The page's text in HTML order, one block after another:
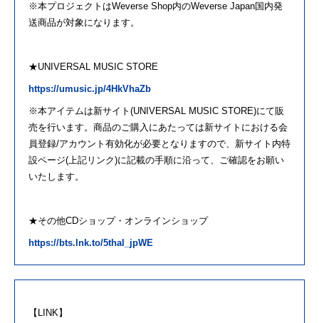
※本プロジェクトはWeverse Shop内のWeverse Japan国内発
送商品が対象になります。
★UNIVERSAL MUSIC STORE
https://umusic.jp/4HkVhaZb
※本アイテムは新サイト(UNIVERSAL MUSIC STORE)にて販
売を行います。商品のご購入 にあたっては新サイト における会
員登録/アカウント有効化が必要となりますので、新サイト内特
設ページ(上記リンク)に記載の手順に沿って、ご確認をお願い
いたします。
★その他CDショップ・オンラインショップ
https://bts.lnk.to/5thal_jpWE
【LINK】